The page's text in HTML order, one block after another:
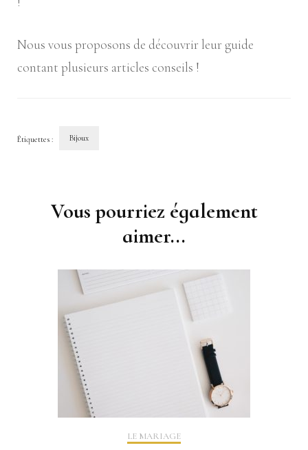
Nous vous proposons de découvrir leur guide
contant plusieurs articles conseils !
Étiquettes : Bijoux
Vous pourriez également
aimer...
LE MARIAGE